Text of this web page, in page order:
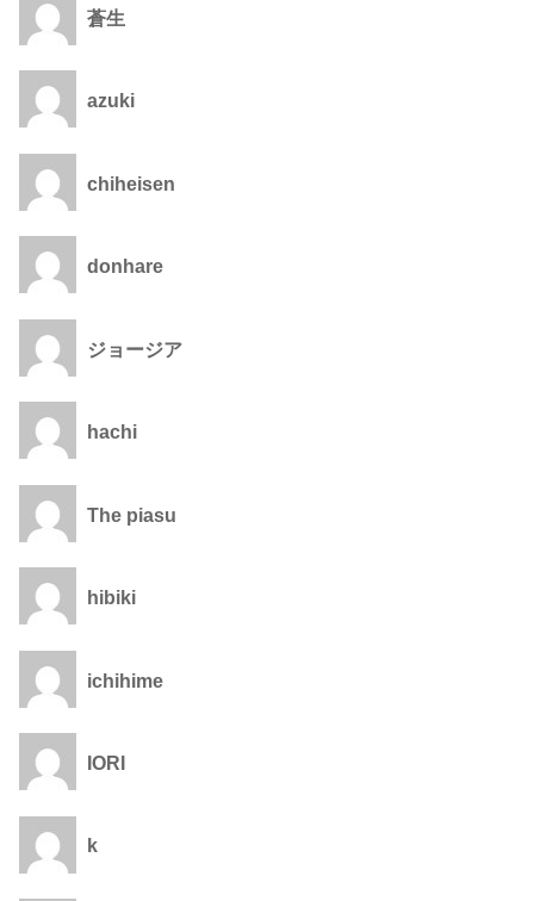
蒼生
azuki
chiheisen
donhare
ジョージア
hachi
The piasu
hibiki
ichihime
IORI
k